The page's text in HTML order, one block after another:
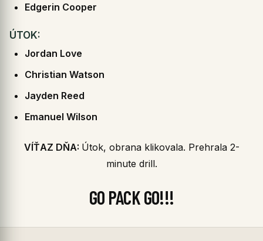
Edgerin Cooper
ÚTOK:
Jordan Love
Christian Watson
Jayden Reed
Emanuel Wilson
VÍŤAZ DŇA: Útok, obrana klikovala. Prehrala 2-
minute drill.
GO PACK GO!!!